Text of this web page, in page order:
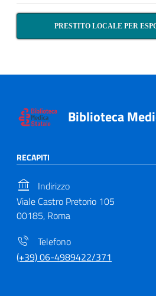
PRESTITO LOCALE PER
Biblioteca
RECAPITI
Indirizzo
Viale Castro Pretorio 105
00185, Roma
Telefono
(+39) 06-4989422/371